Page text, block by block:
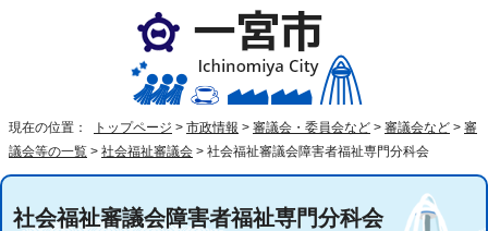
現在の位置： トップページ > 市政情報 > 審議会・委員会など > 審議会など > 審
議会等の一覧 > 社会福祉審議会 > 社会福祉審議会障害者福祉専門分科会
社会福祉審議会障害者福祉専門分科会